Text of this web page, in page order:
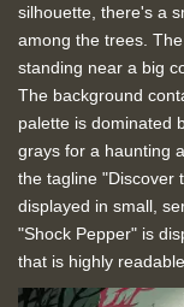
silhouette, there's a
among the trees.
standing near a big
The background
palette is dominated
grays for a haunting
the tagline "Discover
displayed in small,
"Shock Pepper" is
that is highly readable